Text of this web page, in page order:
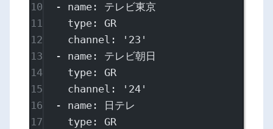
10
- name : テレビ東京
11
type : GR
12
channel :
'23'
13
- name : テレビ朝日
14
type : GR
15
channel :
'24'
16
- name :
日テレ
17
type : GR